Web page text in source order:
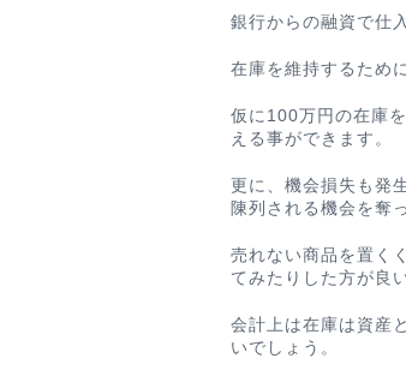
銀行からの融資で仕
在庫を維持するため
仮に100万円の在庫
える事ができます。
更に、機会損失も発
陳列される機会を奪
売れない商品を置く
てみたりした方が良
会計上は在庫は資産
いでしょう。